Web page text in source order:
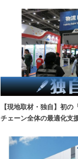
【現地取材・独自】初
チェーン全体の最適化支